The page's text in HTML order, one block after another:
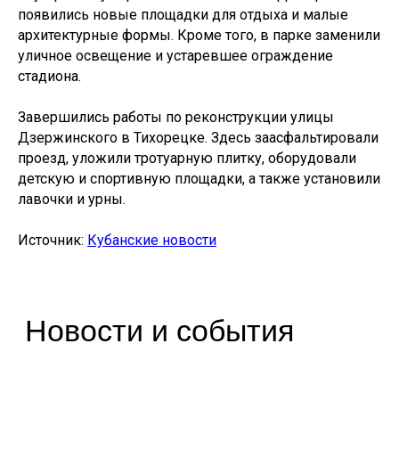
появились новые площадки для отдыха и малые
архитектурные формы. Кроме того, в парке заменили
уличное освещение и устаревшее ограждение
стадиона.
Завершились работы по реконструкции улицы
Дзержинского в Тихорецке. Здесь заасфальтировали
проезд, уложили тротуарную плитку, оборудовали
детскую и спортивную площадки, а также установили
лавочки и урны.
Источник: Кубанские новости
119435, Москва, ул. Большая Пироговская, 23
+7 (495) 419-94-00
Для прессы:pr@pdminstroy.ru
О дирекции
О Дирекции
Наблюдательный Совет
Деятельность